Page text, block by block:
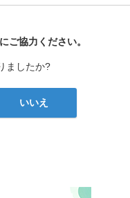
ご協力ください。
ましたか?
いいえ